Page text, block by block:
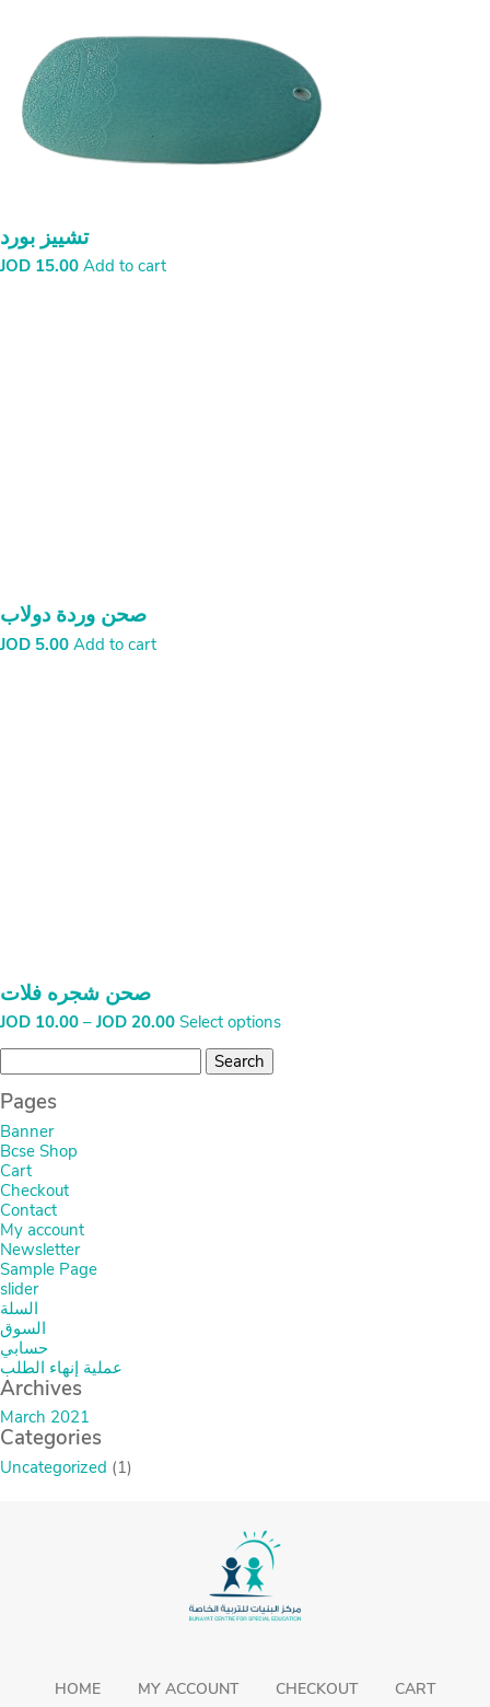
تشييز بورد
JOD 15.00 Add to cart
صحن وردة دولاب
JOD 5.00 Add to cart
صحن شجره فلات
JOD 10.00 – JOD 20.00Price
10.00
Select options
for:
Pages
Banner
Bcse Shop
Cart
Checkout
Contact
My account
Newsletter
Sample Page
slider
السلة
السوق
حسابي
عملية إنهاء الطلب
Archives
March 2021
Categories
Uncategorized (1)
HOME MY ACCOUNT CHECKOUT CART